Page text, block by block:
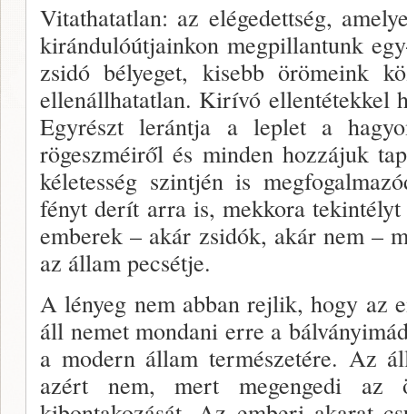
Vitathatatlan: az elégedettség,
kirándu­lóútjainkon megpillantunk
zsidó bélyeget, ki­sebb örömeink
ellenállhatatlan. Kirívó ellentétekkel
Egyrészt lerántja a leplet a
rögeszméiről és minden hozzájuk
kéletesség szintjén is
fényt derít ar­ra is, mekkora tekintélyt
emberek – akár zsidók, akár nem –
az állam pecsétje.
A lényeg nem abban rejlik, hogy az
áll ne­met mondani erre a
a modern állam természetére. Az
azért nem, mert megengedi az